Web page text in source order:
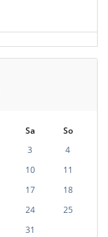
Sa
So
3
4
10
11
17
18
24
25
31